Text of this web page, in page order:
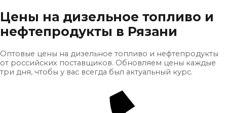
Цены на дизельное топливо и
нефтепродукты в Рязани
Оптовые цены на дизельное топливо и нефтепродукты
от российских поставщиков. Обновляем цены каждые
три дня, чтобы у вас всегда был актуальный курс.